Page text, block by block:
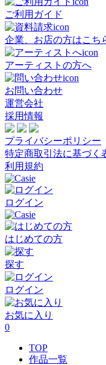
ご利用ガイド
企業、お店の方はこち
アーティストの方へ
お問い合わせ
運営会社
採用情報
プライバシーポリシー
特定商取引法に基づく
利用規約
ログイン
はじめての方
探す
ログイン
お気に入り
0
TOP
作品一覧